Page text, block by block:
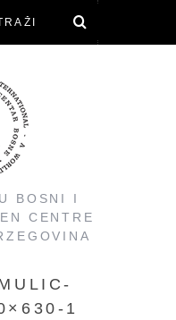
BOSNI I
CENTRE
1